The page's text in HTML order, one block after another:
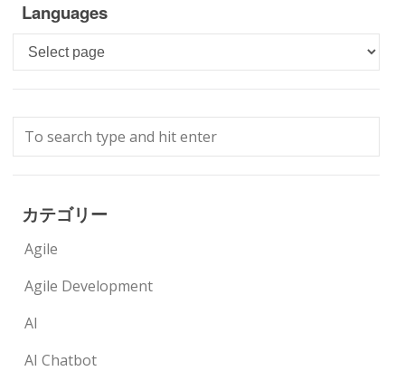
Languages
Languages
カテゴリー
Agile
Agile Development
AI
AI Chatbot